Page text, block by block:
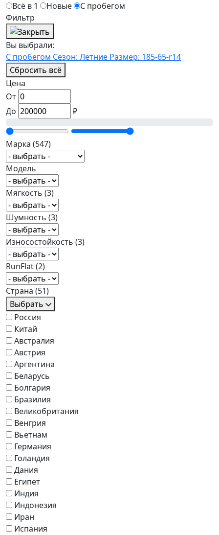
Всё в 1
Новые
С пробегом
Фильтр
Вы выбрали:
С пробегом Сезон: Летние Размер: 185-65-r14
Сбросить всё
Цена
От
До
₽
Марка (547)
Модель
Мягкость (3)
Шумность (3)
Износостойкость (3)
RunFlat(2)
Страна (51)
Выбрать
Россия
Китай
Австралия
Австрия
Аргентина
Беларусь
Болгария
Бразилия
Великобритания
Венгрия
Вьетнам
Германия
Голандия
Дания
Египет
Индия
Индонезия
Иран
Испания